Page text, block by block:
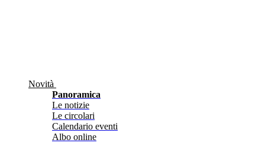
Novità
Panoramica
Le notizie
Le circolari
Calendario eventi
Albo online